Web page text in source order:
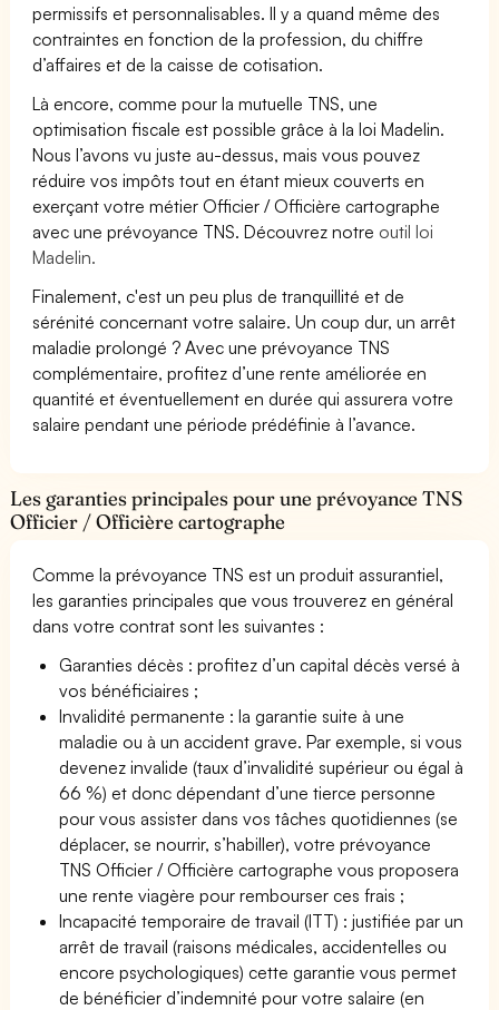
permissifs et personnalisables. Il y a quand même des
contraintes en fonction de la profession, du chiffre
d’affaires et de la caisse de cotisation.
Là encore, comme pour la mutuelle TNS, une
optimisation fiscale est possible grâce à la loi Madelin.
Nous l’avons vu juste au-dessus, mais vous pouvez
réduire vos impôts tout en étant mieux couverts en
exerçant votre métier Officier / Officière cartographe
avec une prévoyance TNS. Découvrez notre outil loi
Madelin.
Finalement, c'est un peu plus de tranquillité et de
sérénité concernant votre salaire. Un coup dur, un arrêt
maladie prolongé ? Avec une prévoyance TNS
complémentaire, profitez d’une rente améliorée en
quantité et éventuellement en durée qui assurera votre
salaire pendant une période prédéfinie à l’avance.
Les garanties principales pour une prévoyance TNS
Officier / Officière cartographe
Comme la prévoyance TNS est un produit assurantiel,
les garanties principales que vous trouverez en général
dans votre contrat sont les suivantes :
Garanties décès : profitez d’un capital décès versé à
vos bénéficiaires ;
Invalidité permanente : la garantie suite à une
maladie ou à un accident grave. Par exemple, si vous
devenez invalide (taux d’invalidité supérieur ou égal à
66 %) et donc dépendant d’une tierce personne
pour vous assister dans vos tâches quotidiennes (se
déplacer, se nourrir, s’habiller), votre prévoyance
TNS Officier / Officière cartographe vous proposera
une rente viagère pour rembourser ces frais ;
Incapacité temporaire de travail (ITT) : justifiée par un
arrêt de travail (raisons médicales, accidentelles ou
encore psychologiques) cette garantie vous permet
de bénéficier d’indemnité pour votre salaire (en